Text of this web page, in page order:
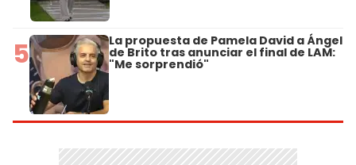
5 La propuesta de Pamela David a Ángel
de Brito tras anunciar el final de LAM:
"Me sorprendió"